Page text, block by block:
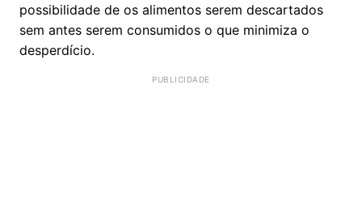
possibilidade de os alimentos serem descartados
sem antes serem consumidos o que minimiza o
desperdício.